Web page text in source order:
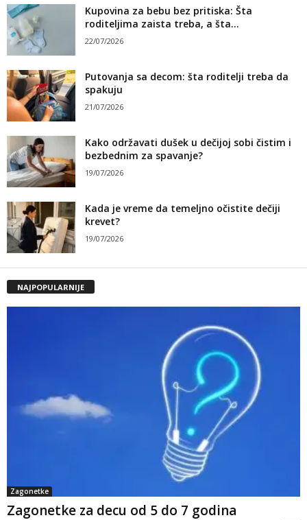
Kupovina za bebu bez pritiska: Šta
roditeljima zaista treba, a šta...
22/07/2026
Putovanja sa decom: šta roditelji treba da
spakuju
21/07/2026
Kako održavati dušek u dečijoj sobi čistim i
bezbednim za spavanje?
19/07/2026
Kada je vreme da temeljno očistite dečiji
krevet?
19/07/2026
NAJPOPULARNIJE
Zagonetke
Zagonetke za decu od 5 do 7 godina